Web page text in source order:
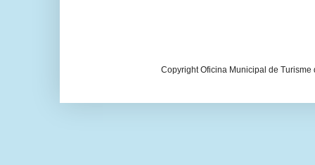
Copyright Oficina Municipal de